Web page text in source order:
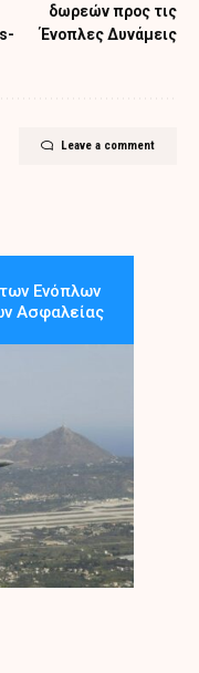
δωρεών προς τις
Ένοπλες Δυνάμεις
Leave a comment
Ενόπλων
Ασφαλείας